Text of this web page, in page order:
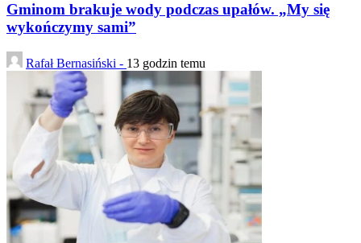
Gminom brakuje wody podczas upałów. „My się
wykończymy sami”
Rafał Bernasiński - 13 godzin temu